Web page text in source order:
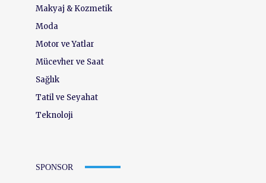
Makyaj & Kozmetik
Moda
Motor ve Yatlar
Mücevher ve Saat
Sağlık
Tatil ve Seyahat
Teknoloji
SPONSOR